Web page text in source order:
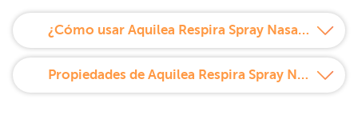
¿Cómo usar Aquilea Respira Spray Nasal 20ml?
Propiedades de Aquilea Respira Spray Nasal 20ml